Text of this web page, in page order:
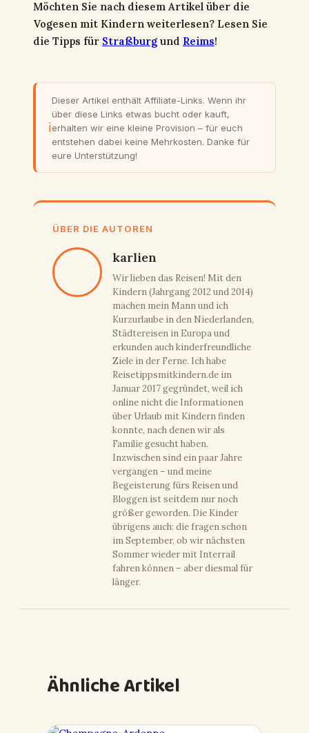
Möchten Sie nach diesem Artikel über die
Vogesen mit Kindern weiterlesen? Lesen Sie
die Tipps für Straßburg und Reims!
ℹ
Dieser Artikel enthält Affiliate-Links. Wenn ihr
über diese Links etwas bucht oder kauft,
erhalten wir eine kleine Provision – für euch
entstehen dabei keine Mehrkosten. Danke für
eure Unterstützung!
ÜBER DIE AUTOREN
karlien
Wir lieben das Reisen! Mit den
Kindern (Jahrgang 2012 und 2014)
machen mein Mann und ich
Kurzurlaube in den Niederlanden,
Städtereisen in Europa und
erkunden auch kinderfreundliche
Ziele in der Ferne. Ich habe
Reisetippsmitkindern.de im
Januar 2017 gegründet, weil ich
online nicht die Informationen
über Urlaub mit Kindern finden
konnte, nach denen wir als
Familie gesucht haben.
Inzwischen sind ein paar Jahre
vergangen – und meine
Begeisterung fürs Reisen und
Bloggen ist seitdem nur noch
größer geworden. Die Kinder
übrigens auch: die fragen schon
im September, ob wir nächsten
Sommer wieder mit Interrail
fahren können – aber diesmal für
länger.
Ähnliche Artikel